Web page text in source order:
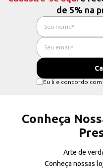
de 5% na
Eu li e concordo
Conheça
Arte de
Conheça nossas